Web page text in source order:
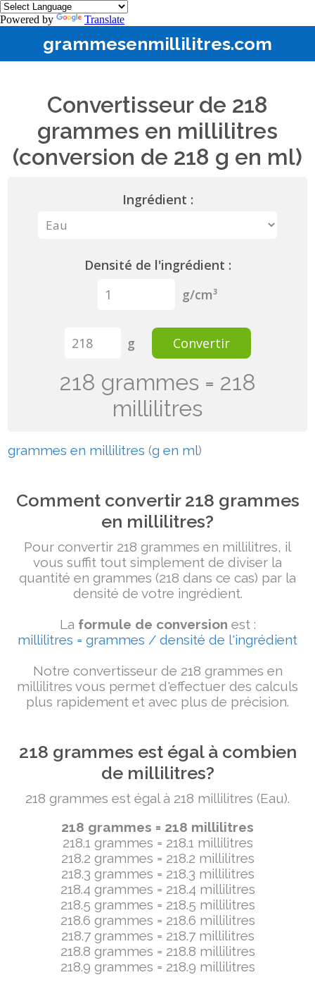
Powered by Translate
grammesenmillilitres.com
Convertisseur de 218
grammes en millilitres
(conversion de 218 g en ml)
Ingrédient :
Densité de l'ingrédient :
g/cm³
g Convertir
218 grammes = 218
millilitres
grammes en millilitres (g en ml)
Comment convertir 218 grammes
en millilitres?
Pour convertir 218 grammes en millilitres, il
vous suffit tout simplement de diviser la
quantité en grammes (218 dans ce cas) par la
densité de votre ingrédient.
La formule de conversion est :
millilitres = grammes / densité de l'ingrédient
Notre convertisseur de 218 grammes en
millilitres vous permet d'effectuer des calculs
plus rapidement et avec plus de précision.
218 grammes est égal à combien
de millilitres?
218 grammes est égal à 218 millilitres (Eau).
218 grammes = 218 millilitres
218.1 grammes = 218.1 millilitres
218.2 grammes = 218.2 millilitres
218.3 grammes = 218.3 millilitres
218.4 grammes = 218.4 millilitres
218.5 grammes = 218.5 millilitres
218.6 grammes = 218.6 millilitres
218.7 grammes = 218.7 millilitres
218.8 grammes = 218.8 millilitres
218.9 grammes = 218.9 millilitres